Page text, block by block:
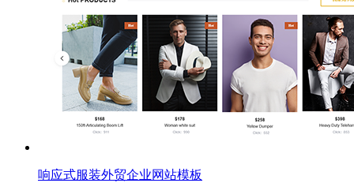
响应式服装外贸企业网站模板